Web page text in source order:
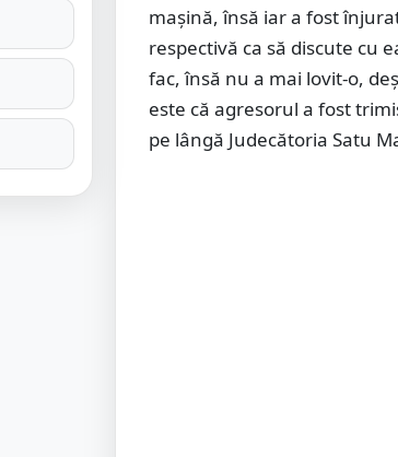
maşină, însă iar a fost
respectivă ca să discute cu
fac, însă nu a mai lovit-o,
este că agresorul a fost
pe lângă Judecătoria Satu